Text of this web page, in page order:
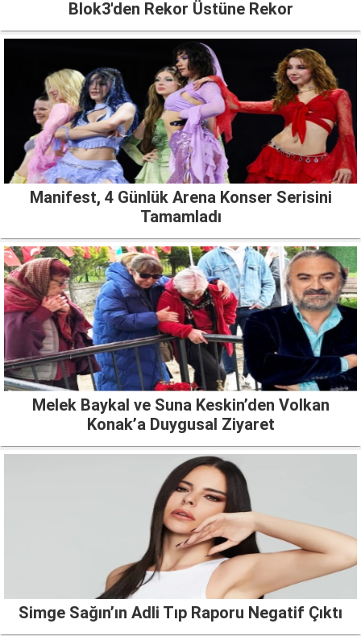
Blok3'den Rekor Üstüne Rekor
Manifest, 4 Günlük Arena Konser Serisini
Tamamladı
Melek Baykal ve Suna Keskin’den Volkan
Konak’a Duygusal Ziyaret
Simge Sağın’ın Adli Tıp Raporu Negatif Çıktı